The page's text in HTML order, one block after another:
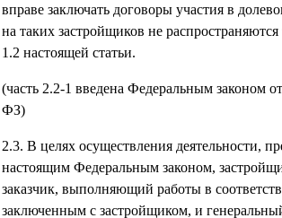
вправе заключать договоры участия в
на таких застройщиков не распространяются
1.2 настоящей статьи.
(часть 2.2-1 введена Федеральным законом
ФЗ)
2.3. В целях осуществления деятельности,
настоящим Федеральным законом,
заказчик, выполняющий работы в
заключенным с застройщиком, и